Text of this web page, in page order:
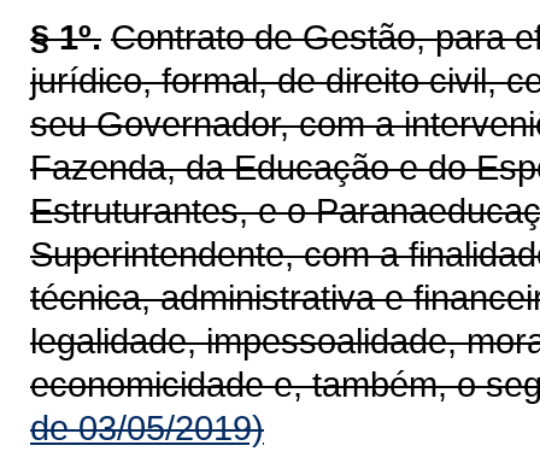
§ 1º. Contrato de Gestão, para
jurídico, formal, de direito civil,
seu Governador, com a
Fazenda, da Educação e do
Estruturantes, e o
Superintendente, com a
técnica, administrativa e
legalidade, impessoalidade,
economicidade e, também, o
de 03/05/2019)